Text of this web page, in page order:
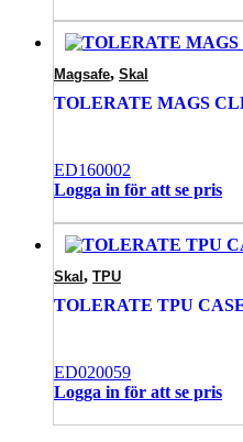
Magsafe, Skal
TOLERATE MAGS
ED160002
Logga in för att se pris
Skal , TPU
TOLERATE TPU
ED020059
Logga in för att se pris